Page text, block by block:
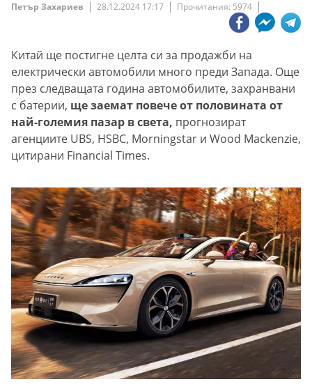
Петър Захариев 28.12.2024 17:17 Прочитания: 5974
Китай ще постигне целта си за продажби на
електрически автомобили много преди Запада. Още
през следващата година автомобилите, захранвани
с батерии, ще заемат повече от половината от
най-големия пазар в света, прогнозират
агенциите UBS, HSBC, Morningstar и Wood Mackenzie,
цитирани Financial Times.